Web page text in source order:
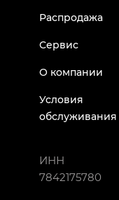
Распродажа
Сервис
О компании
Условия
обслуживания
ИНН
7842175780